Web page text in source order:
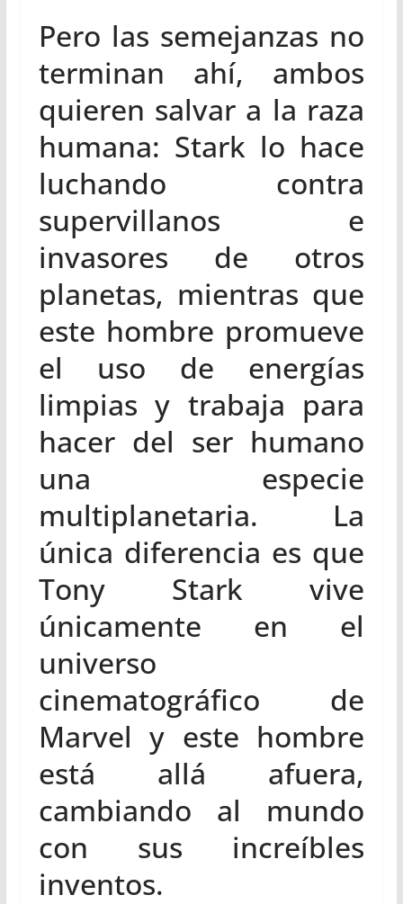
Pero las semejanzas no
terminan ahí, ambos
quieren salvar a la raza
humana: Stark lo hace
luchando contra
supervillanos e
invasores de otros
planetas, mientras que
este hombre promueve
el uso de energías
limpias y trabaja para
hacer del ser humano
una especie
multiplanetaria. La
única diferencia es que
Tony Stark vive
únicamente en el
universo
cinematográfico de
Marvel y este hombre
está allá afuera,
cambiando al mundo
con sus increíbles
inventos.